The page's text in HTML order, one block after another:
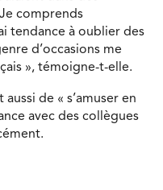
comprends
tendance à oublier des
d’occasions me
», témoigne-t-elle.
de « s’amuser en
avec des collègues